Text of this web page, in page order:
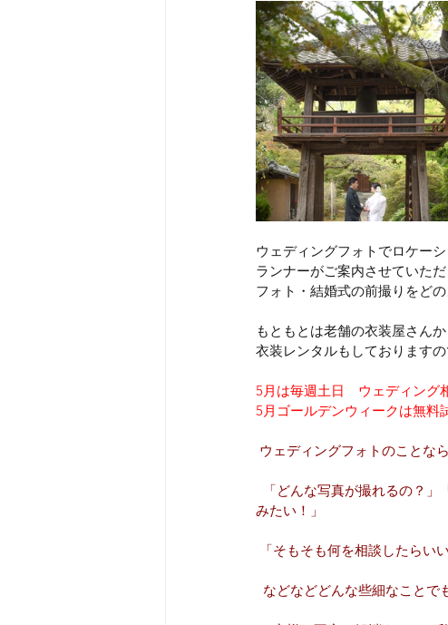
ウェディングフォトでロケー
ランナーがご案内させていた
フォト・結婚式の前撮りをど
もともとは老舗の衣装屋さん
衣装レンタルもしております
5月は毎週土日　ウェディング
5月ゴールデンウィークは無料
ウェディングフォトのことな
「どんな写真が撮れるの？」
みたい！」
「そもそも何を相談したらい
などなどどんな些細なことで